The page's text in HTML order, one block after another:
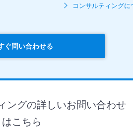
コンサルティングに
ぐ問い合わせる
ングの詳しいお問い合わせ
はこちら